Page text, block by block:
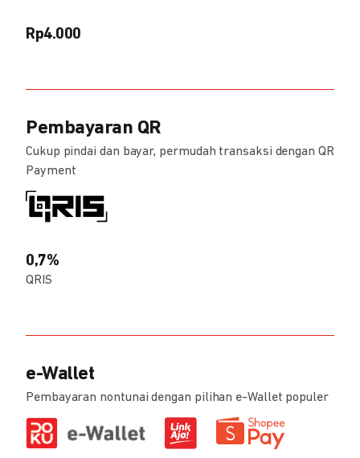
Rp4.000
Pembayaran QR
Cukup pindai dan bayar, permudah transaksi dengan QR
Payment
0,7%
QRIS
e-Wallet
Pembayaran nontunai dengan pilihan e-Wallet populer